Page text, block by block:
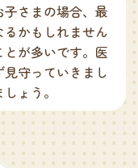
さまの場合、最
かもしれません
が多いです。医
守っていきまし
ょう。